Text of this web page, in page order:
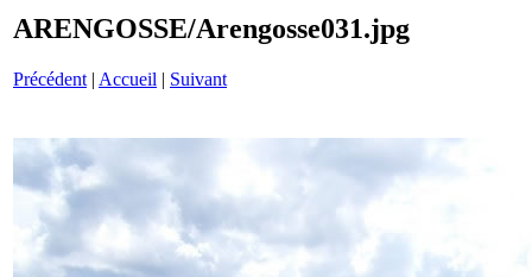
ARENGOSSE/Arengosse031.jpg
Précédent | Accueil | Suivant